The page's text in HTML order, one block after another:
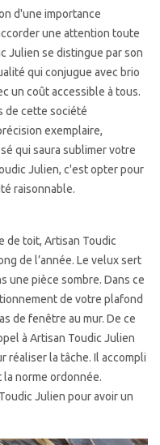
d'une importance
une attention toute
Julien se distingue par son
qui conjugue avec brio
un coût accessible à tous.
de cette société
exemplaire,
qui saura sublimer votre
Julien, c'est opter pour
raisonnable.
de toit, Artisan Toudic
de l’année. Le velux sert
une pièce sombre. Dans ce
de votre plafond
de fenêtre au mur. De ce
à Artisan Toudic Julien
réaliser la tâche. Il accompli
la norme ordonnée.
Julien pour avoir un